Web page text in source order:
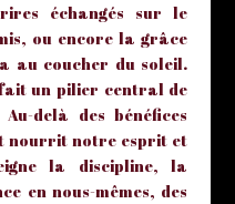
échangés sur le
ou encore la grâce
au coucher du soleil.
fait un pilier central de
delà des bénéfices
nourrit notre esprit et
la discipline, la
en nous-mêmes, des